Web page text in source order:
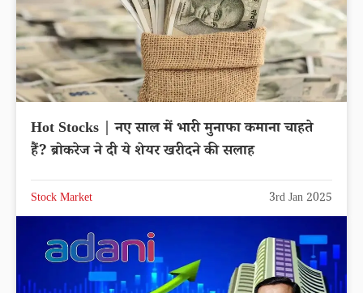
Hot Stocks | नए साल में भारी मुनाफा कमाना चाहते
हैं? ब्रोकरेज ने दी ये शेयर खरीदने की सलाह
Stock Market 3rd Jan 2025